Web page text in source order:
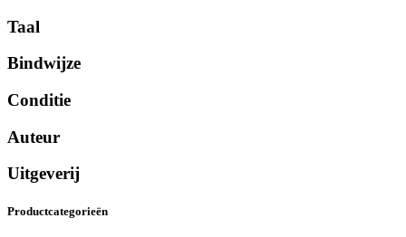
Taal
Bindwijze
Conditie
Auteur
Uitgeverij
Productcategorieën